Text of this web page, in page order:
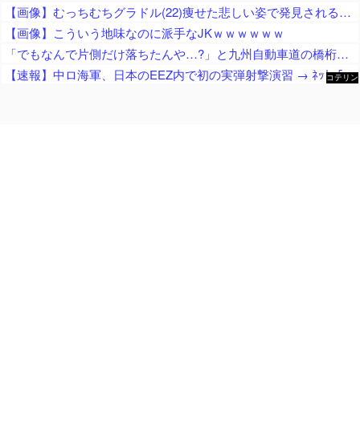
【画像】むっちむちグラドル(22)痩せた悲しい姿で発見されるｗｗ
【画像】こういう地味なのに派手なJKｗｗｗｗｗｗ
「でもなんで片側だけ落ちたんや…?」と九州自動車道の橋桁の様子に土木関係者が困惑、橋桁が残ったことは大絶賛するも……
【速報】中ロ海軍、日本のEEZ内で初の実弾射撃演習 → ﾈｯﾄ「これでわかったでしょ？どちらが新型軍国主義か…」ｗｗｗｗｗｗｗｗｗｗｗｗｗｗｗｗｗ
コテリン